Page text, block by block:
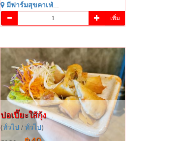
มี​ฟาร์​มสุข​คาเฟ่​ ...
เพิ่ม
ปอเปี๊ยะ​ใส​้​กุ้ง​
(ทั่วไป / ทั่วไป)